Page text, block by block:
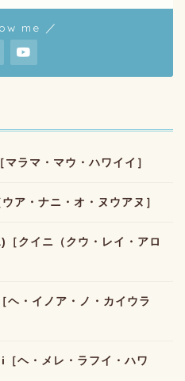
me ／
ラマ・マウ・ハワイイ］
ア・ナニ・オ・ヌウアヌ］
クイニ（クウ・レイ・アロ
・イノア・ノ・カイウラ
ヘ・メレ・ラフイ・ハワ